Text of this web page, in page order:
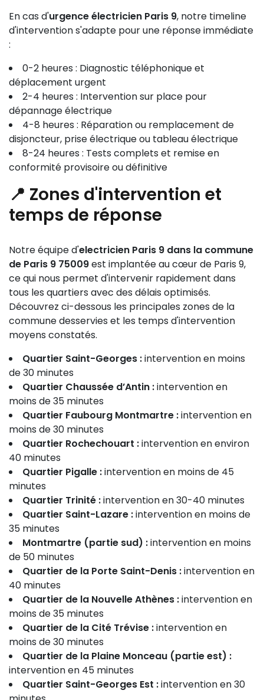
En cas d'urgence électricien Paris 9, notre timeline
d'intervention s'adapte pour une réponse immédiate
:
0-2 heures : Diagnostic téléphonique et
déplacement urgent
2-4 heures : Intervention sur place pour
dépannage électrique
4-8 heures : Réparation ou remplacement de
disjoncteur, prise électrique ou tableau électrique
8-24 heures : Tests complets et remise en
conformité provisoire ou définitive
📍 Zones d'intervention et
temps de réponse
Notre équipe d'electricien Paris 9 dans la commune
de Paris 9 75009est implantée au cœur de Paris 9,
ce qui nous permet d'intervenir rapidement dans
tous les quartiers avec des délais optimisés.
Découvrez ci-dessous les principales zones de la
commune desservies et les temps d'intervention
moyens constatés.
Quartier Saint-Georges :intervention en moins
de 30 minutes
Quartier Chaussée d’Antin :intervention en
moins de 35 minutes
Quartier Faubourg Montmartre :intervention en
moins de 30 minutes
Quartier Rochechouart :intervention en environ
40 minutes
Quartier Pigalle :intervention en moins de 45
minutes
Quartier Trinité :intervention en 30-40 minutes
Quartier Saint-Lazare :intervention en moins de
35 minutes
Montmartre (partie sud) :intervention en moins
de 50 minutes
Quartier de la Porte Saint-Denis :intervention en
40 minutes
Quartier de la Nouvelle Athènes :intervention en
moins de 35 minutes
Quartier de la Cité Trévise :intervention en
moins de 30 minutes
Quartier de la Plaine Monceau (partie est) :
intervention en 45 minutes
Quartier Saint-Georges Est :intervention en 30